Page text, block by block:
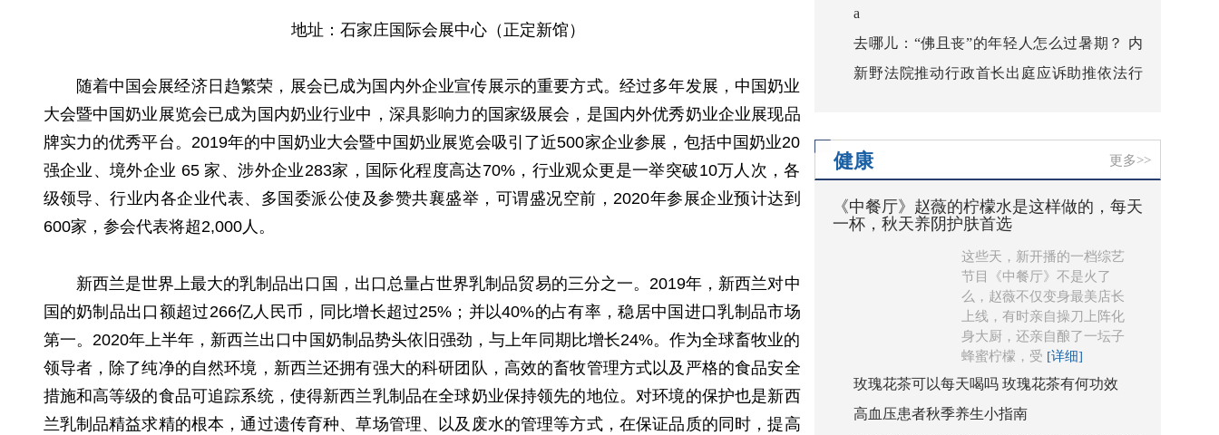
地址：石家庄国际会展中心（正定新馆）
随着中国会展经济日趋繁荣，展会已成为国内外企业宣传展示的重要方式。经过多年发展，中国奶业
大会暨中国奶业展览会已成为国内奶业行业中，深具影响力的国家级展会，是国内外优秀奶业企业展现品
牌实力的优秀平台。2019年的中国奶业大会暨中国奶业展览会吸引了近500家企业参展，包括中国奶业20
强企业、境外企业 65 家、涉外企业283家，国际化程度高达70%，行业观众更是一举突破10万人次，各
级领导、行业内各企业代表、多国委派公使及参赞共襄盛举，可谓盛况空前，2020年参展企业预计达到
600家，参会代表将超2,000人。
新西兰是世界上最大的乳制品出口国，出口总量占世界乳制品贸易的三分之一。2019年，新西兰对中
国的奶制品出口额超过266亿人民币，同比增长超过25%；并以40%的占有率，稳居中国进口乳制品市场
第一。2020年上半年，新西兰出口中国奶制品势头依旧强劲，与上年同期比增长24%。作为全球畜牧业的
领导者，除了纯净的自然环境，新西兰还拥有强大的科研团队，高效的畜牧管理方式以及严格的食品安全
措施和高等级的食品可追踪系统，使得新西兰乳制品在全球奶业保持领先的地位。对环境的保护也是新西
兰乳制品精益求精的根本，通过遗传育种、草场管理、以及废水的管理等方式，在保证品质的同时，提高
新生活
a
去哪儿：“佛且丧”的年轻人怎么过暑期？ 内
蒙古相关热词搜索量增幅超5成
新野法院推动行政首长出庭应诉助推依法行
健康 更多>>
《中餐厅》赵薇的柠檬水是这样做的，每天
一杯，秋天养阴护肤首选
这些天，新开播的一档综艺
节目《中餐厅》不是火了
么，赵薇不仅变身最美店长
上线，有时亲自操刀上阵化
身大厨，还亲自酿了一坛子
蜂蜜柠檬，受 [详细]
玫瑰花茶可以每天喝吗 玫瑰花茶有何功效
高血压患者秋季养生小指南